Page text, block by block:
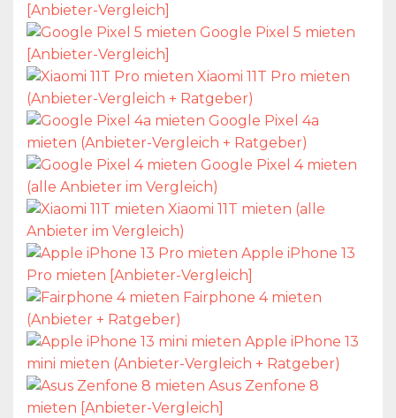
[Anbieter-Vergleich]
Google Pixel 5 mieten
[Anbieter-Vergleich]
Xiaomi 11T Pro mieten
(Anbieter-Vergleich + Ratgeber)
Google Pixel 4a
mieten (Anbieter-Vergleich + Ratgeber)
Google Pixel 4 mieten
(alle Anbieter im Vergleich)
Xiaomi 11T mieten (alle
Anbieter im Vergleich)
Apple iPhone 13
Pro mieten [Anbieter-Vergleich]
Fairphone 4 mieten
(Anbieter + Ratgeber)
Apple iPhone 13
mini mieten (Anbieter-Vergleich + Ratgeber)
Asus Zenfone 8
mieten [Anbieter-Vergleich]